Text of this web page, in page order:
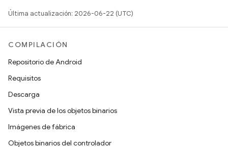
Última actualización: 2026-06-22 (UTC)
COMPILACIÓN
Repositorio de Android
Requisitos
Descarga
Vista previa de los objetos binarios
Imágenes de fábrica
Objetos binarios del controlador